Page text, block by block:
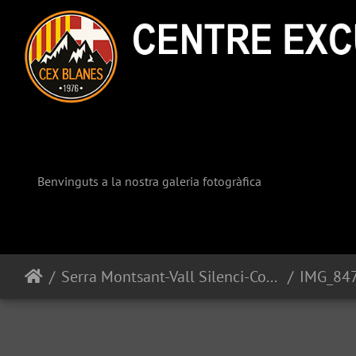
Benvinguts a la nostra galeria fotogràfica
Serra Montsant-Vall Silenci-Congost Fragerau